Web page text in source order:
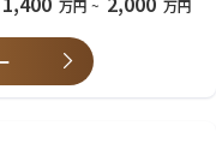
プライアンス遵守を促進で
万円 ~ 万円